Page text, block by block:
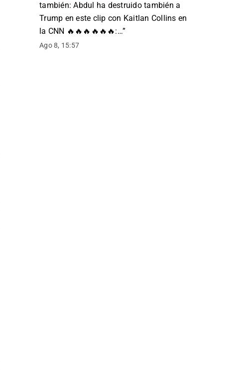
también: Abdul ha destruido también a
Trump en este clip con Kaitlan Collins en
la CNN 🔥🔥🔥🔥🔥🔥:…”
Ago 8, 15:57